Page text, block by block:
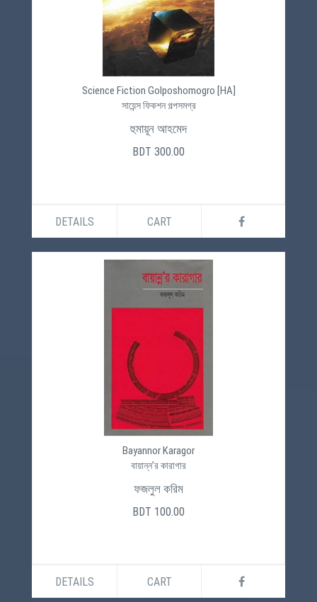
Science Fiction Golposhomogro [HA]
সায়েন্স ফিকশন গল্পসমগ্র
হুমায়ূন আহমেদ
BDT 300.00
DETAILS CART
Bayannor Karagor
বায়ান্ন’র কারাগার
ফজলুল করিম
BDT 100.00
DETAILS CART